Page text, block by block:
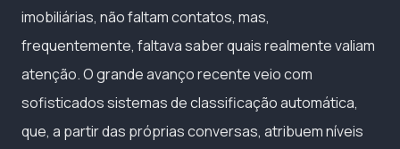
imobiliárias, não faltam contatos, mas,
frequentemente, faltava saber quais realmente valiam
atenção. O grande avanço recente veio com
sofisticados sistemas de classificação automática,
que, a partir das próprias conversas, atribuem níveis